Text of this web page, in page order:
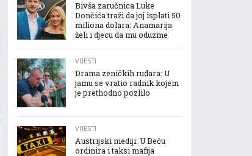
Bivša zaručnica Luke
Dončića traži da joj isplati 50
miliona dolara: Anamarija
želi i djecu da mu oduzme
VIJESTI
Drama zeničkih rudara: U
jamu se vratio radnik kojem
je prethodno pozlilo
VIJESTI
Austrijski mediji: U Beču
ordinira i taksi mafija